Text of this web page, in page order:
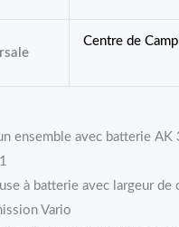
Centre de
ensemble avec batterie AK
à batterie avec largeur
Vario